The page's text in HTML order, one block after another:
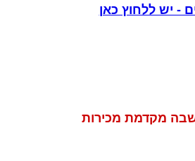
- יש ללחוץ כאן
מקדמת מכירות